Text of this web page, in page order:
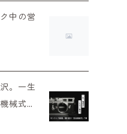
クトレンダー）
ー））
中の営
。一生
械式」
機7選